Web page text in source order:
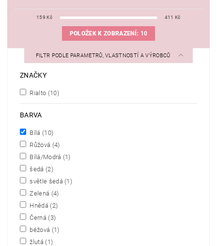
159 Kč 411 Kč
POLOŽEK K ZOBRAZENÍ: 10
FILTR PODLE PARAMETRŮ, VLASTNOSTÍ A VÝROBCŮ
ZNAČKY
Rialto (10)
BARVA
Bílá (10)
Růžová (4)
Bílá/Modrá (1)
šedá (2)
světle šedá (1)
Zelená (4)
Hnědá (2)
Černá (3)
béžová (1)
žlutá (1)